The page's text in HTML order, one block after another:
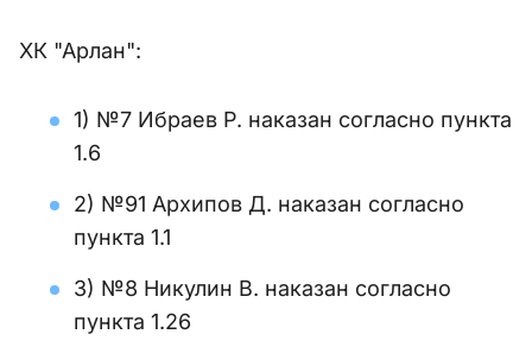
ХК "Арлан":
1) №7 Ибраев Р. наказан согласно пункта
1.6
2) №91 Архипов Д. наказан согласно
пункта 1.1
3) №8 Никулин В. наказан согласно
пункта 1.26